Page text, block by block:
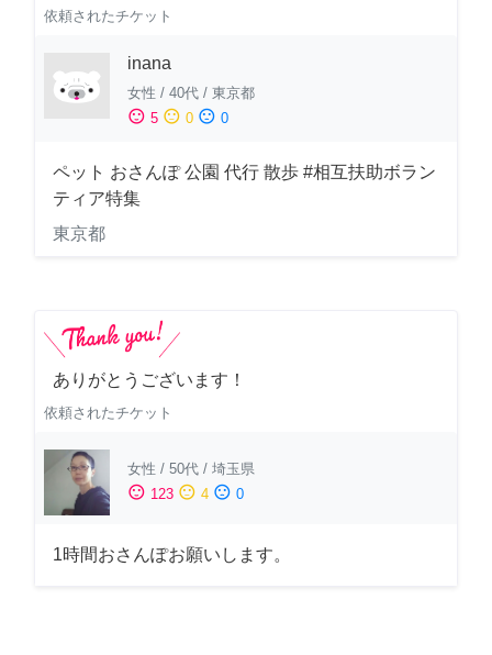
依頼されたチケット
inana
女性 / 40代 / 東京都
sentiment_satisfied 5 sentiment_neutral 0 sentiment_dissatisfied 0
ペット おさんぽ 公園 代行 散歩 #相互扶助ボラン
ティア特集
東京都
ありがとうございます！
依頼されたチケット
女性 / 50代 / 埼玉県
sentiment_satisfied 123 sentiment_neutral 4 sentiment_dissatisfied 0
1時間おさんぽお願いします。